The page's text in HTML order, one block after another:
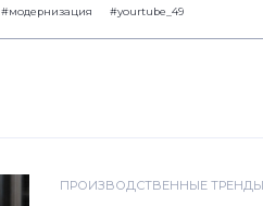
#модернизация #yourtube_49
ПРОИЗВОДСТВЕННЫЕ ТРЕНДЫ